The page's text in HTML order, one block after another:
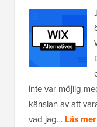
inte var möjlig
känslan av att
vad jag… Läs